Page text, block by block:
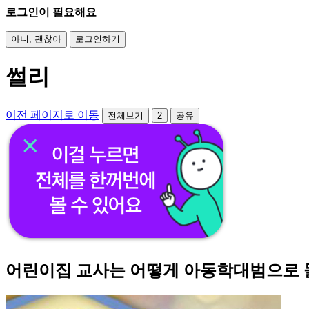
로그인이 필요해요
아니, 괜찮아 로그인하기
썰리
이전 페이지로 이동 전체보기 2 공유
어린이집 교사는 어떻게 아동학대범으로